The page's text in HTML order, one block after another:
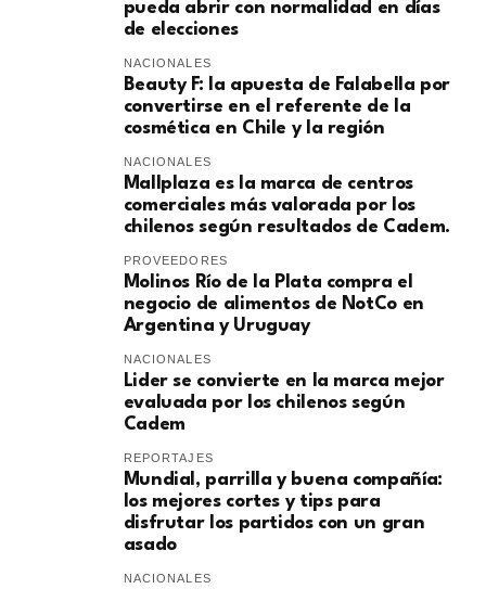
pueda abrir con normalidad en días
de elecciones
NACIONALES
Beauty F: la apuesta de Falabella por
convertirse en el referente de la
cosmética en Chile y la región
NACIONALES
Mallplaza es la marca de centros
comerciales más valorada por los
chilenos según resultados de Cadem.
PROVEEDORES
Molinos Río de la Plata compra el
negocio de alimentos de NotCo en
Argentina y Uruguay
NACIONALES
Lider se convierte en la marca mejor
evaluada por los chilenos según
Cadem
REPORTAJES
Mundial, parrilla y buena compañía:
los mejores cortes y tips para
disfrutar los partidos con un gran
asado
NACIONALES